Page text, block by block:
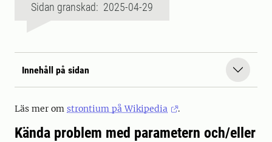
Sidan granskad: 2025-04-29
Innehåll på sidan
Läs mer om strontium på Wikipedia .
Kända problem med parametern och/eller